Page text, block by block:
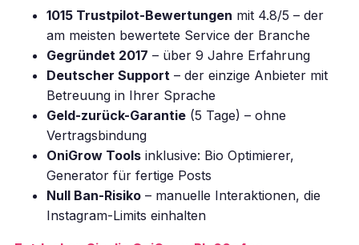
1015 Trustpilot-Bewertungen mit 4.8/5 – der
am meisten bewertete Service der Branche
Gegründet 2017 – über 9 Jahre Erfahrung
Deutscher Support – der einzige Anbieter mit
Betreuung in Ihrer Sprache
Geld-zurück-Garantie(5 Tage) – ohne
Vertragsbindung
OniGrow Toolsinklusive: Bio Optimierer,
Generator für fertige Posts
Null Ban-Risiko– manuelle Interaktionen, die
Instagram-Limits einhalten